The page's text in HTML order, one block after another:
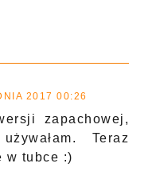
2017 00:26
zapachowej,
Teraz
w tubce :)